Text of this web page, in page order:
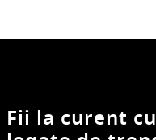
Fii la curent